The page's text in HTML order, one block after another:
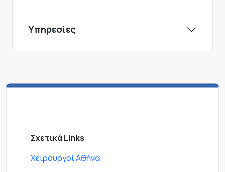
Υπηρεσίες
Σχετικά Links
Χειρουργοί Αθήνα